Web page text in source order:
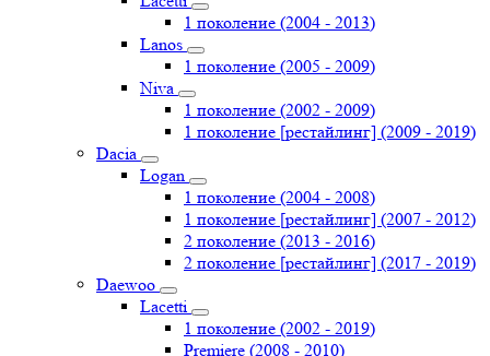
1 поколение (2004 - 2013)
Lanos
1 поколение (2005 - 2009)
Niva
1 поколение (2002 - 2009)
1 поколение [рестайлинг] (2009 - 2019)
Dacia
Logan
1 поколение (2004 - 2008)
1 поколение [рестайлинг] (2007 - 2012)
2 поколение (2013 - 2016)
2 поколение [рестайлинг] (2017 - 2019)
Daewoo
Lacetti
1 поколение (2002 - 2019)
Premiere (2008 - 2010)